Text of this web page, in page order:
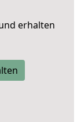
erhalten